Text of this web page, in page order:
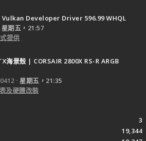
Vulkan Developer Driver 596.99 WHQL
星期五，21:57
提供
海景殼 | CORSAIR 2800X RS-R ARGB
星期五，21:35
及硬體改裝
3
19,344